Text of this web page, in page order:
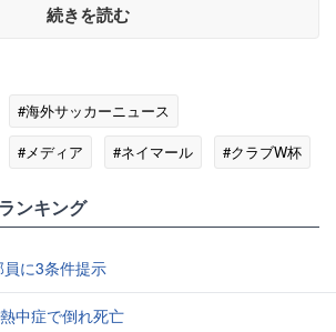
続きを読む
#海外サッカーニュース
#メディア #ネイマール
#クラブW杯
ンキング
に3条件提示
中症で倒れ死亡